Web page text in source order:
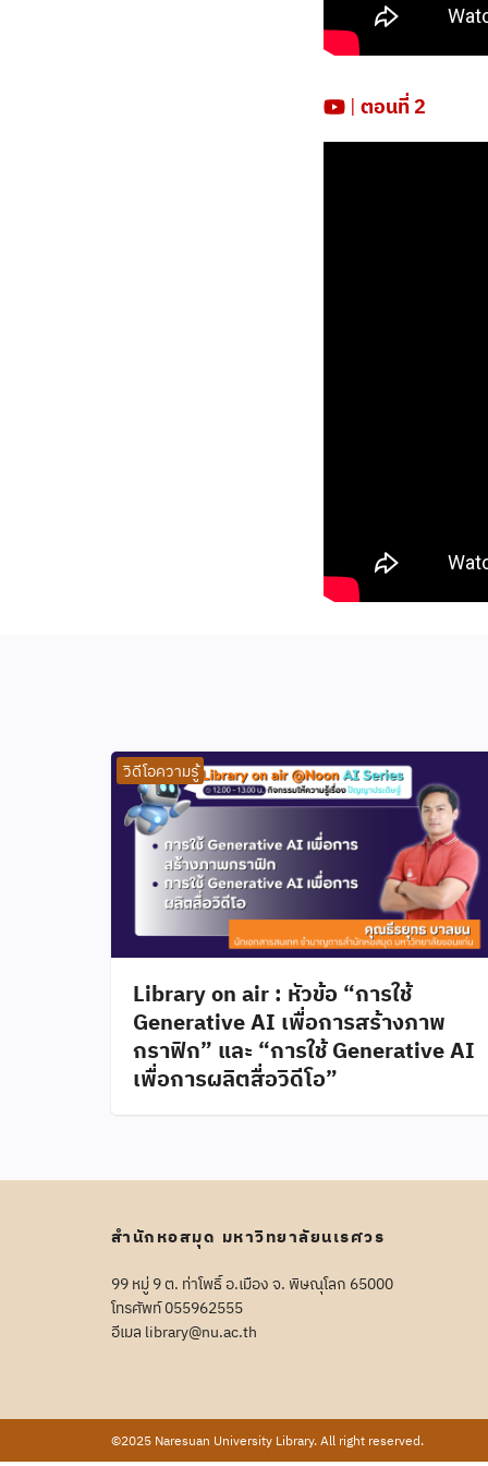
|ตอนที่ 2
วิดีโอความรู้
Library on air : หัวข้อ “การใช้
Generative AI เพื่อการสร้างภาพ
กราฟิก” และ “การใช้ Generative AI
เพื่อการผลิตสื่อวิดีโอ”
สำนักหอสมุด มหาวิทยาลัยนเรศวร
99 หมู่ 9 ต. ท่าโพธิ์ อ.เมือง จ. พิษณุโลก 65000
โทรศัพท์ 055962555
อีเมล library@nu.ac.th
©2025 Naresuan University Library. All right reserved.